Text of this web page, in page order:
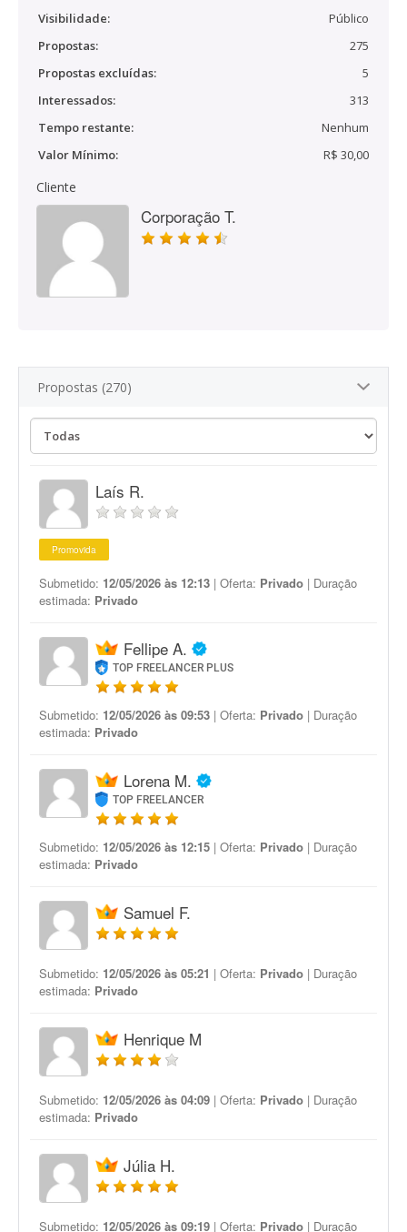
Visibilidade:
Público
Propostas:
275
Propostas excluídas:
5
Interessados:
313
Tempo restante:
Nenhum
Valor Mínimo:
R$ 30,00
Cliente
Corporação T.
Propostas (270)
Laís R.
Promovida
Submetido: 12/05/2026 às 12:13 | Oferta: Privado | Duração
estimada: Privado
Fellipe A.
TOP FREELANCER PLUS
Submetido: 12/05/2026 às 09:53 | Oferta: Privado | Duração
estimada: Privado
Lorena M.
TOP FREELANCER
Submetido: 12/05/2026 às 12:15 | Oferta: Privado | Duração
estimada: Privado
Samuel F.
Submetido: 12/05/2026 às 05:21 | Oferta: Privado | Duração
estimada: Privado
Henrique M
Submetido: 12/05/2026 às 04:09 | Oferta: Privado | Duração
estimada: Privado
Júlia H.
Submetido: 12/05/2026 às 09:19 | Oferta: Privado | Duração